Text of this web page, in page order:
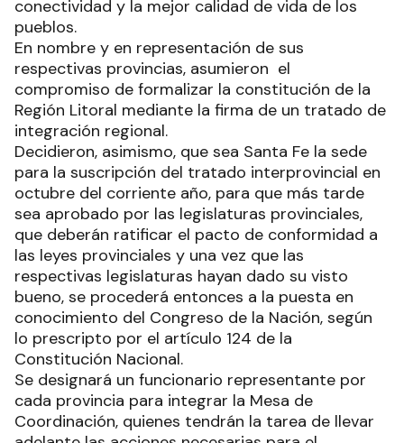
conectividad y la mejor calidad de vida de los
pueblos.
En nombre y en representación de sus
respectivas provincias, asumieron el
compromiso de formalizar la constitución de la
Región Litoral mediante la firma de un tratado de
integración regional.
Decidieron, asimismo, que sea Santa Fe la sede
para la suscripción del tratado interprovincial en
octubre del corriente año, para que más tarde
sea aprobado por las legislaturas provinciales,
que deberán ratificar el pacto de conformidad a
las leyes provinciales y una vez que las
respectivas legislaturas hayan dado su visto
bueno, se procederá entonces a la puesta en
conocimiento del Congreso de la Nación, según
lo prescripto por el artículo 124 de la
Constitución Nacional.
Se designará un funcionario representante por
cada provincia para integrar la Mesa de
Coordinación, quienes tendrán la tarea de llevar